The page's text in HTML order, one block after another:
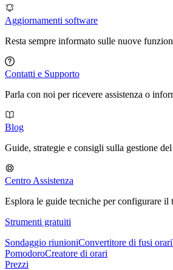
Aggiornamenti software
Resta sempre informato sulle nuove
Contatti e Supporto
Parla con noi per ricevere assistenza o
Blog
Guide, strategie e consigli sulla gestione
Centro Assistenza
Esplora le guide tecniche per configurare il
Strumenti gratuiti
Sondaggio riunioniConvertitore di fusi orari
PomodoroCreatore di orari
Prezzi